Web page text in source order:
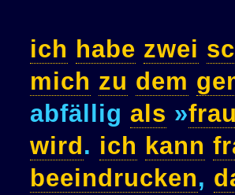
ich habe zwei
mich zu dem
abfällig als »
wird . ich kann
beeindrucken,